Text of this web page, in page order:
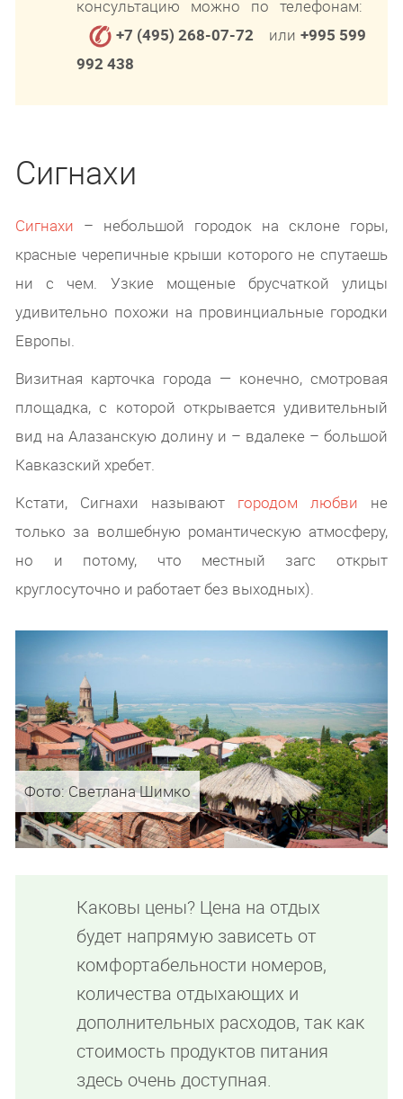
консультацию можно по телефонам:
+7 (495) 268-07-72
или +995 599
992 438
Сигнахи
Сигнахи – небольшой городок на склоне горы,
красные черепичные крыши которого не спутаешь
ни с чем. Узкие мощеные брусчаткой улицы
удивительно похожи на провинциальные городки
Европы.
Визитная карточка города — конечно, смотровая
площадка, с которой открывается удивительный
вид на Алазанскую долину и – вдалеке – большой
Кавказский хребет.
Кстати, Сигнахи называют городом любви не
только за волшебную романтическую атмосферу,
но и потому, что местный загс открыт
круглосуточно и работает без выходных).
Фото: Светлана Шимко
Каковы цены? Цена на отдых
будет напрямую зависеть от
комфортабельности номеров,
количества отдыхающих и
дополнительных расходов, так как
стоимость продуктов питания
здесь очень доступная.